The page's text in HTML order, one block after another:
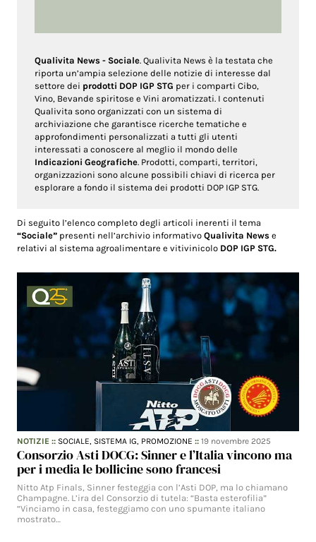
Qualivita News - Sociale. Qualivita News è la testata che
riporta un’ampia selezione delle notizie di interesse dal
settore dei prodotti DOP IGP STG per i comparti Cibo,
Vino, Bevande spiritose e Vini aromatizzati. I contenuti
Qualivita sono organizzati con un sistema di
archiviazione che garantisce ricerche tematiche e
approfondimenti personalizzati a tutti gli utenti
interessati a conoscere al meglio il mondo delle
Indicazioni Geografiche. Prodotti, comparti, territori,
organizzazioni sono alcune possibili chiavi di ricerca per
esplorare a fondo il sistema dei prodotti DOP IGP STG.
Di seguito l’elenco completo degli articoli inerenti il tema
“Sociale” presenti nell’archivio informativoQualivita News e
relativi al sistema agroalimentare e vitivinicolo DOP IGP STG.
NOTIZIE :: SOCIALE, SISTEMA IG, PROMOZIONE ::19 novembre 2025
Consorzio Asti DOCG: Sinner e l’Italia vincono ma
per i media le bollicine sono francesi
Nitto Atp Finals, Sinner festeggia con l’Asti DOP, ma lo chiamano
Champagne. L’ira del Consorzio di tutela: “Basta esterofilia”
“Vinciamo in casa, festeggiamo con uno spumante italiano
mostrato…